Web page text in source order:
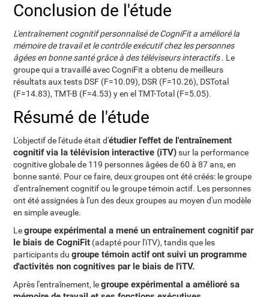
Conclusion de l'étude
L'entraînement cognitif personnalisé de CogniFit a amélioré la
mémoire de travail et le contrôle exécutif chez les personnes
âgées en bonne santé grâce à des téléviseurs interactifs. Le
groupe qui a travaillé avec CogniFit a obtenu de meilleurs
résultats aux tests DSF (F=10.09), DSR (F=10.26), DSTotal
(F=14.83), TMT-B (F=4.53) y en el TMT-Total (F=5.05).
Résumé de l'étude
L'objectif de l'étude était d'étudier l'effet de l'entraînement
cognitif via la télévision interactive (iTV)sur la performance
cognitive globale de 119 personnes âgées de 60 à 87 ans, en
bonne santé. Pour ce faire, deux groupes ont été créés: le groupe
d'entraînement cognitif ou le groupe témoin actif. Les personnes
ont été assignées à l'un des deux groupes au moyen d'un modèle
en simple aveugle.
Legroupe expérimental a mené un entraînement cognitif par
le biais de CogniFit (adapté pour l'iTV), tandis que les
participants dugroupe témoin actif ont suivi un programme
d'activités non cognitives par le biais de l'iTV.
Après l'entraînement, legroupe expérimental a amélioré sa